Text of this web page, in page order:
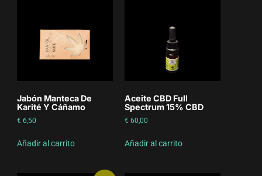
Jabón Manteca De
Karité Y Cáñamo
€ 6,50
Añadir al carrito
Aceite CBD Full
Spectrum 15% CBD
€ 60,00
Añadir al carrito